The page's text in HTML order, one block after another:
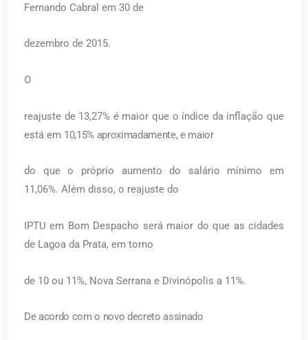
Fernando Cabral em 30 de
dezembro de 2015.
O
reajuste de 13,27% é maior que o índice da inflação que
está em 10,15% aproximadamente, e maior
do que o próprio aumento do salário mínimo em
11,06%. Além disso, o reajuste do
IPTU em Bom Despacho será maior do que as cidades
de Lagoa da Prata, em torno
de 10 ou 11%, Nova Serrana e Divinópolis a 11%.
De acordo com o novo decreto assinado